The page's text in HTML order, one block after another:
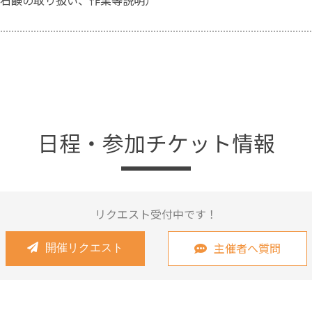
日程・参加チケット情報
リクエスト受付中です！
開催リクエスト 主催者へ質問